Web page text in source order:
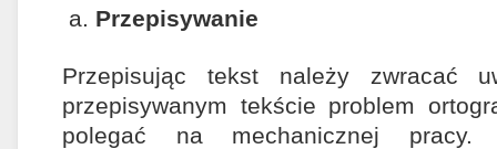
Przepisywanie
Przepisując tekst należy zwracać
przepisywanym tekście problem
polegać na mechanicznej pracy.